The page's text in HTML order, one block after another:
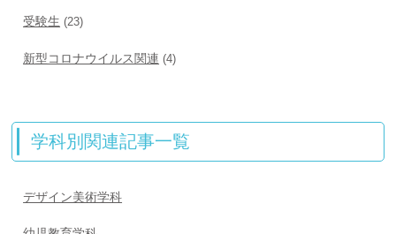
受験生 (23)
新型コロナウイルス関連 (4)
学科別関連記事一覧
デザイン美術学科